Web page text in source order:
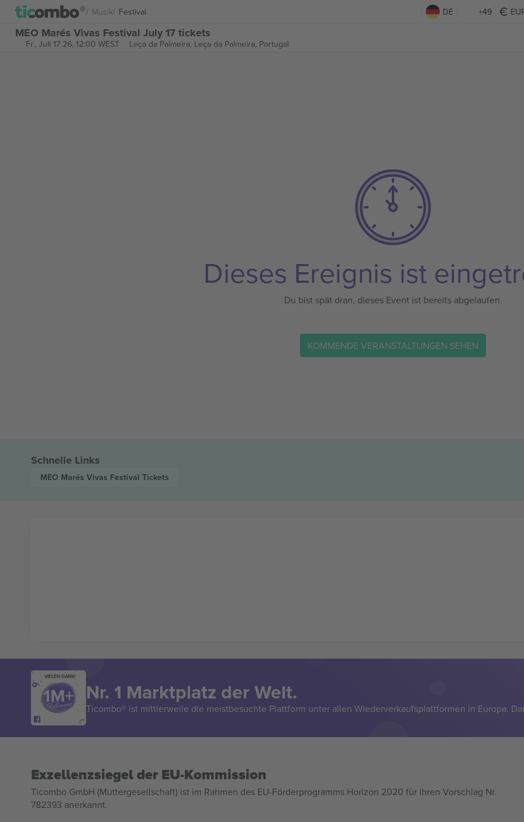
Musik Festival DE +49
MEO Marés Vivas Festival July 17 tickets
Fr., Juli 17 26, 12:00 WEST Leça da Palmeira, Leça da Palmeira, Portugal
Dieses Ereignis ist
Du bist spät dran, dieses Event ist bereits abgelaufen.
KOMMENDE VERANSTALTUNGEN SEHEN
Schnelle Links
MEO Marés Vivas Festival Tickets
VIELEN DANK!
Nr. 1 Marktplatz der Welt.
Ticombo® ist mittlerweile die meistbesuchte Plattform unter allen Wiederverkaufsplattformen in Europa.
Exzellenzsiegel der EU-Kommission
Ticombo GmbH (Muttergesellschaft) ist im Rahmen des EU-Förderprogramms Horizon 2020 für ihren Vorschlag Nr.
782393 anerkannt.